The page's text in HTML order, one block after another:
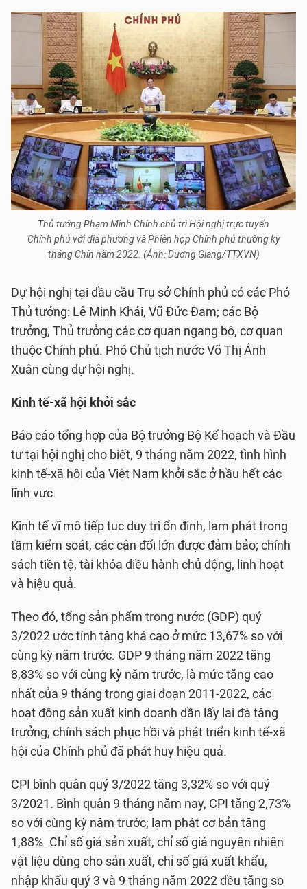
Thủ tướng Phạm Minh Chính chủ trì Hội nghị trực tuyến
Chính phủ với địa phương và Phiên họp Chính phủ thường kỳ
tháng Chín năm 2022. (Ảnh: Dương Giang/TTXVN)
Dự hội nghị tại đầu cầu Trụ sở Chính phủ có các Phó
Thủ tướng: Lê Minh Khái, Vũ Đức Đam; các Bộ
trưởng, Thủ trưởng các cơ quan ngang bộ, cơ quan
thuộc Chính phủ. Phó Chủ tịch nước Võ Thị Ánh
Xuân cùng dự hội nghị.
Kinh tế-xã hội khởi sắc
Báo cáo tổng hợp của Bộ trưởng Bộ Kế hoạch và Đầu
tư tại hội nghị cho biết, 9 tháng năm 2022, tình hình
kinh tế-xã hội của Việt Nam khởi sắc ở hầu hết các
lĩnh vực.
Kinh tế vĩ mô tiếp tục duy trì ổn định, lạm phát trong
tầm kiểm soát, các cân đối lớn được đảm bảo; chính
sách tiền tệ, tài khóa điều hành chủ động, linh hoạt
và hiệu quả.
Theo đó, tổng sản phẩm trong nước (GDP) quý
3/2022 ước tính tăng khá cao ở mức 13,67% so với
cùng kỳ năm trước. GDP 9 tháng năm 2022 tăng
8,83% so với cùng kỳ năm trước, là mức tăng cao
nhất của 9 tháng trong giai đoạn 2011-2022, các
hoạt động sản xuất kinh doanh dần lấy lại đà tăng
trưởng, chính sách phục hồi và phát triển kinh tế-xã
hội của Chính phủ đã phát huy hiệu quả.
CPI bình quân quý 3/2022 tăng 3,32% so với quý
3/2021. Bình quân 9 tháng năm nay, CPI tăng 2,73%
so với cùng kỳ năm trước; lạm phát cơ bản tăng
1,88%. Chỉ số giá sản xuất, chỉ số giá nguyên nhiên
vật liệu dùng cho sản xuất, chỉ số giá xuất khẩu,
nhập khẩu quý 3 và 9 tháng năm 2022 đều tăng so